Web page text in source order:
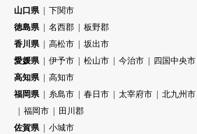
山口県
下関市
徳島県
名西郡
板野郡
香川県
高松市
坂出市
愛媛県
伊予市 松山市 今治市
四国中央市
高知県
高知市
福岡県
糸島市 春日市 太宰府市 北九州市
福岡市
田川郡
佐賀県
小城市